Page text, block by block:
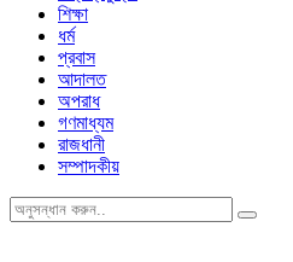
শিক্ষা
ধর্ম
প্রবাস
আদালত
অপরাধ
গণমাধ্যম
রাজধানী
সম্পাদকীয়